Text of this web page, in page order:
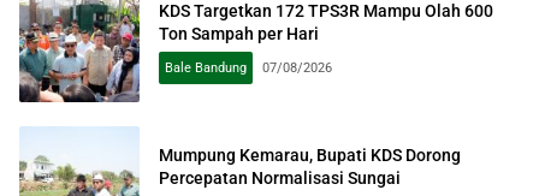
KDS Targetkan 172 TPS3R Mampu Olah 600
Ton Sampah per Hari
Bale Bandung 07/08/2026
Mumpung Kemarau, Bupati KDS Dorong
Percepatan Normalisasi Sungai